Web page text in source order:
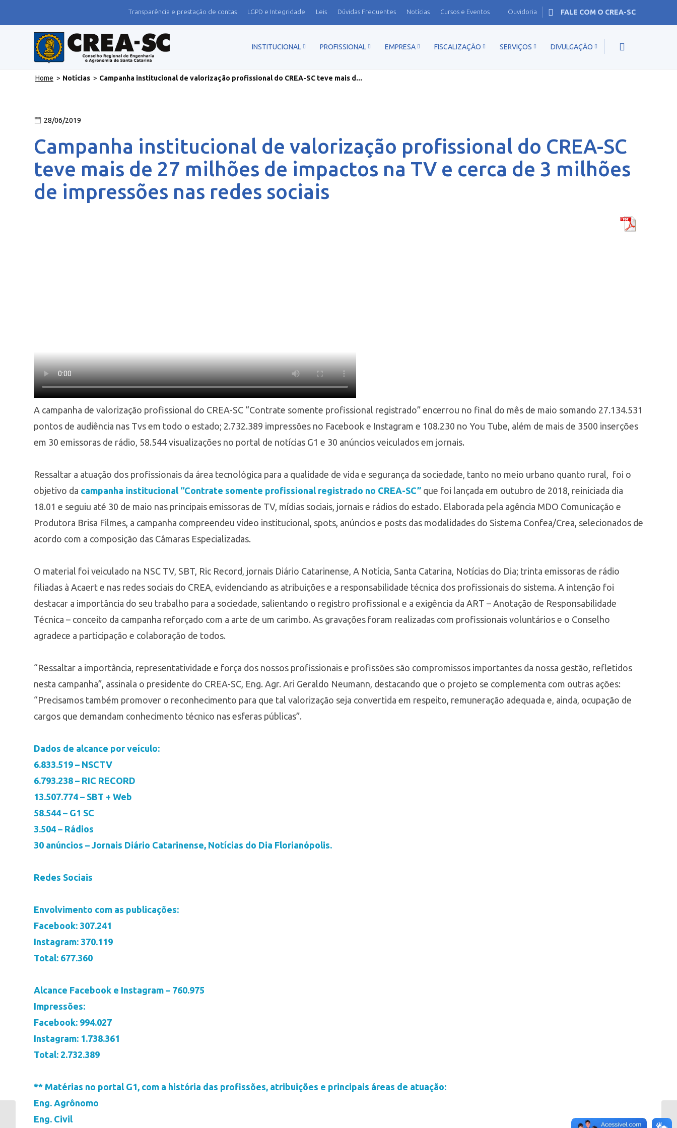
Transparência e prestação de contas LGPD e Integridade Leis Dúvidas Frequentes Notícias Cursos e Eventos Ouvidoria FALE COM O CREA-SC
INSTITUCIONAL PROFISSIONAL EMPRESA FISCALIZAÇÃO SERVIÇOS DIVULGAÇÃO
Home > Notícias > Campanha institucional de valorização profissional do CREA-SC teve mais d...
28/06/2019
Campanha institucional de valorização profissional do CREA-SC
teve mais de 27 milhões de impactos na TV e cerca de 3 milhões
de impressões nas redes sociais
A campanha de valorização profissional do CREA-SC “Contrate somente profissional registrado” encerrou no final do mês de maio somando 27.134.531
pontos de audiência nas Tvs em todo o estado; 2.732.389 impressões no Facebook e Instagram e 108.230 no You Tube, além de mais de 3500 inserções
em 30 emissoras de rádio, 58.544 visualizações no portal de notícias G1 e 30 anúncios veiculados em jornais.
Ressaltar a atuação dos profissionais da área tecnológica para a qualidade de vida e segurança da sociedade, tanto no meio urbano quanto rural, foi o
objetivo da campanha institucional “Contrate somente profissional registrado no CREA-SC” que foi lançada em outubro de 2018, reiniciada dia
18.01 e seguiu até 30 de maio nas principais emissoras de TV, mídias sociais, jornais e rádios do estado. Elaborada pela agência MDO Comunicação e
Produtora Brisa Filmes, a campanha compreendeu vídeo institucional, spots, anúncios e posts das modalidades do Sistema Confea/Crea, selecionados de
acordo com a composição das Câmaras Especializadas.
O material foi veiculado na NSC TV, SBT, Ric Record, jornais Diário Catarinense, A Notícia, Santa Catarina, Notícias do Dia; trinta emissoras de rádio
filiadas à Acaert e nas redes sociais do CREA, evidenciando as atribuições e a responsabilidade técnica dos profissionais do sistema. A intenção foi
destacar a importância do seu trabalho para a sociedade, salientando o registro profissional e a exigência da ART – Anotação de Responsabilidade
Técnica – conceito da campanha reforçado com a arte de um carimbo. As gravações foram realizadas com profissionais voluntários e o Conselho
agradece a participação e colaboração de todos.
“Ressaltar a importância, representatividade e força dos nossos profissionais e profissões são compromissos importantes da nossa gestão, refletidos
nesta campanha”, assinala o presidente do CREA-SC, Eng. Agr. Ari Geraldo Neumann, destacando que o projeto se complementa com outras ações:
“Precisamos também promover o reconhecimento para que tal valorização seja convertida em respeito, remuneração adequada e, ainda, ocupação de
cargos que demandam conhecimento técnico nas esferas públicas”.
Dados de alcance por veículo:
6.833.519 – NSCTV
6.793.238 – RIC RECORD
13.507.774 – SBT + Web
58.544 – G1 SC
3.504 – Rádios
30 anúncios – Jornais Diário Catarinense, Notícias do Dia Florianópolis.
Redes Sociais
Envolvimento com as publicações:
Facebook: 307.241
Instagram: 370.119
Total: 677.360
Alcance Facebook e Instagram – 760.975
Impressões:
Facebook: 994.027
Instagram: 1.738.361
Total: 2.732.389
** Matérias no portal G1, com a história das profissões, atribuições e principais áreas de atuação:
Eng. Agrônomo
Eng. Civil
maratona de 11